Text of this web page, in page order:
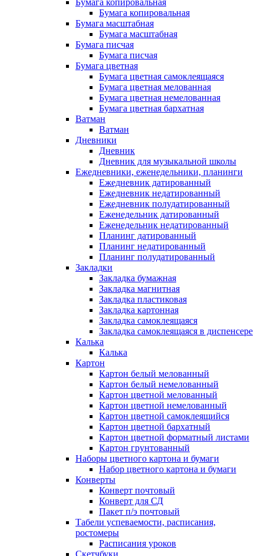
Бумага копировальная
Бумага копировальная
Бумага масштабная
Бумага масштабная
Бумага писчая
Бумага писчая
Бумага цветная
Бумага цветная самоклеящаяся
Бумага цветная мелованная
Бумага цветная немелованная
Бумага цветная бархатная
Ватман
Ватман
Дневники
Дневник
Дневник для музыкальной школы
Ежедневники, еженедельники, планинги
Ежедневник датированный
Ежедневник недатированный
Ежедневник полудатированный
Еженедельник датированный
Еженедельник недатированный
Планинг датированный
Планинг недатированный
Планинг полудатированный
Закладки
Закладка бумажная
Закладка магнитная
Закладка пластиковая
Закладка картонная
Закладка самоклеящаяся
Закладка самоклеящаяся в диспенсере
Калька
Калька
Картон
Картон белый мелованный
Картон белый немелованный
Картон цветной мелованный
Картон цветной немелованный
Картон цветной самоклеящийся
Картон цветной бархатный
Картон цветной форматный листами
Картон грунтованный
Наборы цветного картона и бумаги
Набор цветного картона и бумаги
Конверты
Конверт почтовый
Конверт для СД
Пакет п/э почтовый
Табели успеваемости, расписания,
ростомеры
Расписания уроков
Скетчбуки